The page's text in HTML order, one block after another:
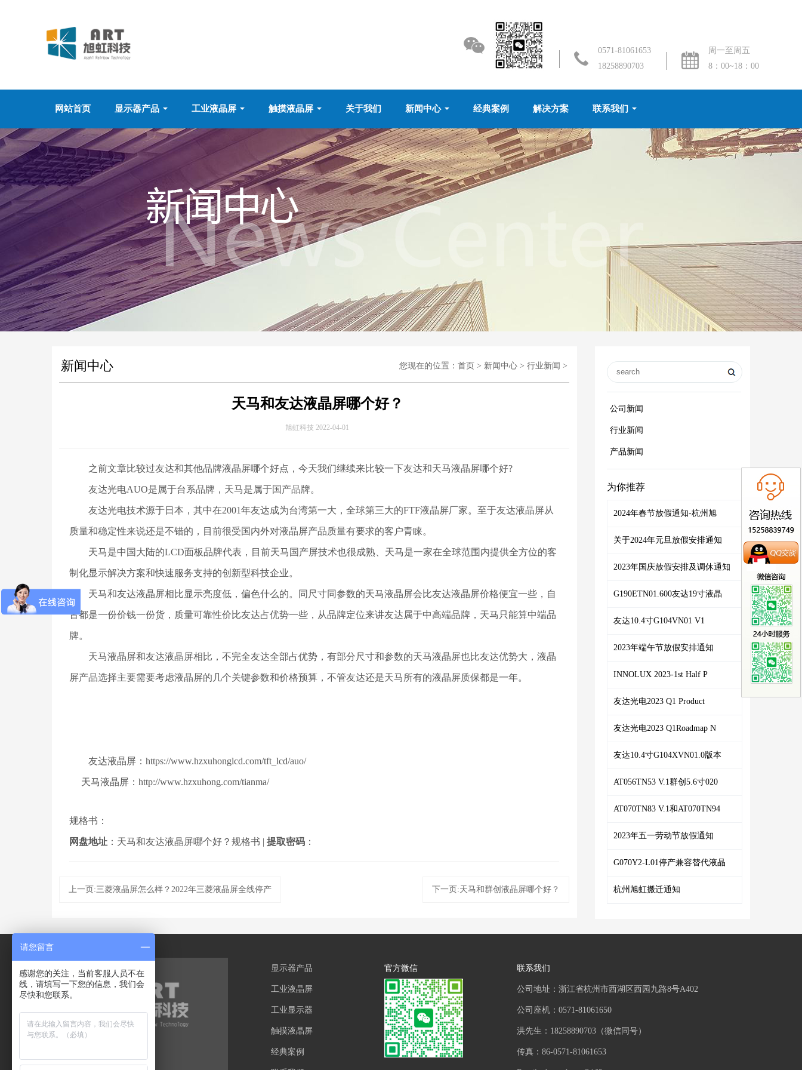
0571-81061653
18258890703
周一至周五
8：00~18：00
网站首页 显示器产品 工业液晶屏 触摸液晶屏 关于我们 新闻中心 经典案例 解决方案 联系我们
新闻中心 您现在的位置： 首页 > 新闻中心 > 行业新闻 >
天马和友达液晶屏哪个好？
旭虹科技 2022-04-01
之前文章比较过友达和其他品牌液晶屏哪个好点，今天我们继续来比较一下友达和天马液晶屏哪个好?
友达光电AUO是属于台系品牌，天马是属于国产品牌。
友达光电技术源于日本，其中在2001年友达成为台湾第一大，全球第三大的FTF液晶屏厂家。至于友达液晶屏从
质量和稳定性来说还是不错的，目前很受国内外对液晶屏产品质量有要求的客户青睐。
天马是中国大陆的LCD面板品牌代表，目前天马国产屏技术也很成熟、天马是一家在全球范围内提供全方位的客
制化显示解决方案和快速服务支持的创新型科技企业。
天马和友达液晶屏相比显示亮度低，偏色什么的。同尺寸同参数的天马液晶屏会比友达液晶屏价格便宜一些，自
古都是一份价钱一份货，质量可靠性价比友达占优势一些，从品牌定位来讲友达属于中高端品牌，天马只能算中端品
牌。
天马液晶屏和友达液晶屏相比，不完全友达全部占优势，有部分尺寸和参数的天马液晶屏也比友达优势大，液晶
屏产品选择主要需要考虑液晶屏的几个关键参数和价格预算，不管友达还是天马所有的液晶屏质保都是一年。
友达液晶屏：https://www.hzxuhonglcd.com/tft_lcd/auo/
天马液晶屏：http://www.hzxuhong.com/tianma/
规格书：
网盘地址 ： 天马和友达液晶屏哪个好？规格书 |提取密码 ：
上一页:三菱液晶屏怎么样？2022年三菱液晶屏全线停产 下一页:天马和群创液晶屏哪个好？
公司新闻
行业新闻
产品新闻
为你推荐
2024年春节放假通知-杭州旭
关于2024年元旦放假安排通知
2023年国庆放假安排及调休通知
G190ETN01.600友达19寸液晶
友达10.4寸G104VN01 V1
2023年端午节放假安排通知
INNOLUX 2023-1st Half P
友达光电2023 Q1 Product
友达光电2023 Q1Roadmap N
友达10.4寸G104XVN01.0版本
AT056TN53 V.1群创5.6寸020
AT070TN83 V.1和AT070TN94
2023年五一劳动节放假通知
G070Y2-L01停产兼容替代液晶
杭州旭虹搬迁通知
工业液晶屏代理品牌
工业液晶屏 群创液晶屏
显示器产品
工业液晶屏
工业显示器
触摸液晶屏
经典案例
官方微信 联系我们
公司地址：浙江省杭州市西湖区西园九路8号A402
公司座机：0571-81061650
洪先生：18258890703（微信同号）
传真：86-0571-81061653
请您留言
感谢您的关注，当前客服人员不在
线，请填写一下您的信息，我们会
尽快和您联系。